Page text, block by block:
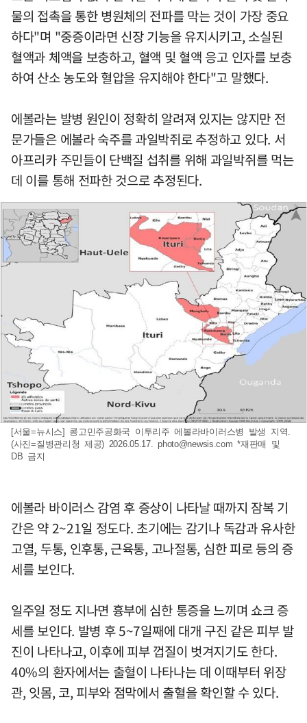
물의 접촉을 통한 병원체의 전파를 막는 것이 가장 중요
하다"며 "중증이라면 신장 기능을 유지시키고, 소실된
혈액과 체액을 보충하고, 혈액 및 혈액 응고 인자를 보충
하여 산소 농도와 혈압을 유지해야 한다"고 말했다.
에볼라는 발병 원인이 정확히 알려져 있지는 않지만 전
문가들은 에볼라 숙주를 과일박쥐로 추정하고 있다. 서
아프리카 주민들이 단백질 섭취를 위해 과일박쥐를 먹는
데 이를 통해 전파한 것으로 추정된다.
[서울=뉴시스] 콩고민주공화국 이투리주 에볼라바이러스병 발생 지역.
(사진=질병관리청 제공) 2026.05.17.photo@newsis.com *재판매 및
DB 금지
에볼라 바이러스 감염 후 증상이 나타날 때까지 잠복 기
간은 약 2~21일 정도다. 초기에는 감기나 독감과 유사한
고열, 두통, 인후통, 근육통, 고나절통, 심한 피로 등의 증
세를 보인다.
일주일 정도 지나면 흉부에 심한 통증을 느끼며 쇼크 증
세를 보인다. 발병 후 5~7일째에 대개 구진 같은 피부 발
진이 나타나고, 이후에 피부 껍질이 벗겨지기도 한다.
40%의 환자에서는 출혈이 나타나는 데 이때부터 위장
관, 잇몸, 코, 피부와 점막에서 출혈을 확인할 수 있다.